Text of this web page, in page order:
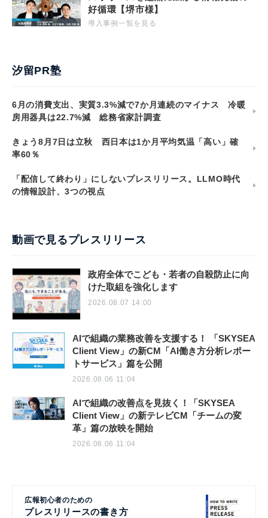
好循環【堺市様】
導入事例一覧を見る
汐留PR塾
6月の消費支出、実質3.3%減で7か月連続のマイナス 冷暖
房用器具は22.7%減 総務省家計調査
きょう8月7日は立秋 西日本は1か月平均気温「高い」確
率60％
「配信して終わり」にしないプレスリリース。LLMO時代
の情報設計、3つの視点
動画で見るプレスリリース
政府全体でこども・若者の自殺防止に向
けた取組を強化します
2026.08.07 14:00
AIで組織の業務改善を支援する！ 「SKYSEA
Client View」の新CM「AI働き方分析レポー
トサービス」篇を公開
2026.08.06 11:04
AIで組織の改善点を見抜く！「SKYSEA
Client View」の新テレビCM「チームの変
革」篇の放映を開始
2026.08.06 11:04
広報初心者のための
プレスリリースの書き方